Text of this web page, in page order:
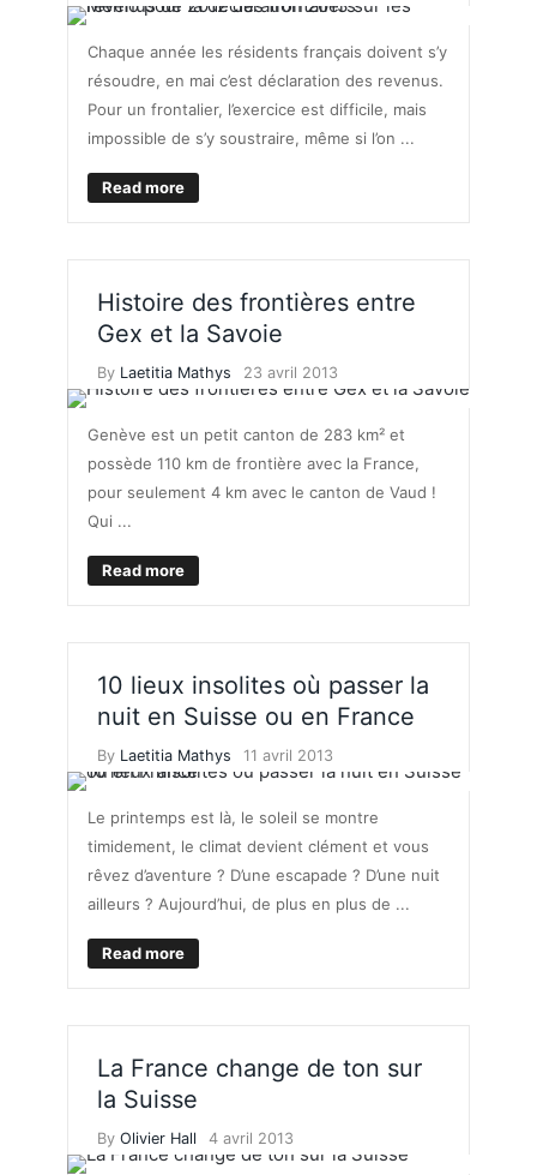
Chaque année les résidents français doivent s’y
résoudre, en mai c’est déclaration des revenus.
Pour un frontalier, l’exercice est difficile, mais
impossible de s’y soustraire, même si l’on ...
Read more
Histoire des frontières entre
Gex et la Savoie
By Laetitia Mathys 23 avril 2013
Genève est un petit canton de 283 km² et
possède 110 km de frontière avec la France,
pour seulement 4 km avec le canton de Vaud !
Qui ...
Read more
10 lieux insolites où passer la
nuit en Suisse ou en France
By Laetitia Mathys 11 avril 2013
Le printemps est là, le soleil se montre
timidement, le climat devient clément et vous
rêvez d’aventure ? D’une escapade ? D’une nuit
ailleurs ? Aujourd’hui, de plus en plus de ...
Read more
La France change de ton sur
la Suisse
By Olivier Hall 4 avril 2013